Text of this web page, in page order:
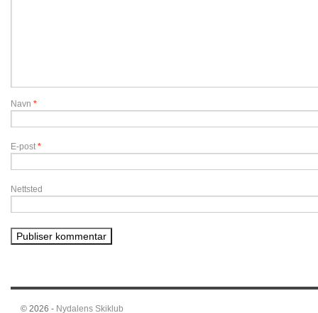
Navn *
E-post *
Nettsted
© 2026 - Nydalens Skiklub